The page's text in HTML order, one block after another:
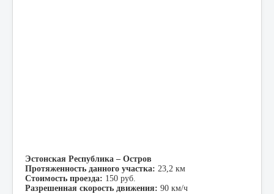
Эстонская Республика – Остров
Протяженность данного участка: 23,2 км
Стоимость проезда: 150 руб.
Разрешенная скорость движения: 90 км/ч